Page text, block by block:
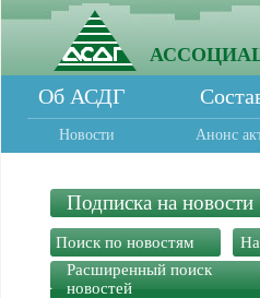
Об АСДГ
Новости Анонс
Подписка на новости
Расширенный поиск
новостей